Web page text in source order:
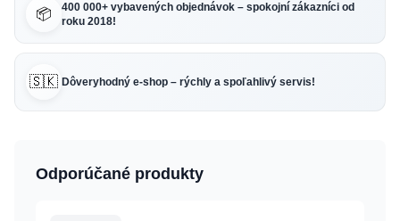
📦
400 000+ vybavených objednávok – spokojní zákazníci od
roku 2018!
🇸🇰 Dôveryhodný e-shop – rýchly a spoľahlivý servis!
Odporúčané produkty